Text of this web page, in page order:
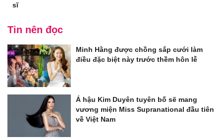
sĩ
Tin nên đọc
Minh Hằng được chồng sắp cưới làm
điều đặc biệt này trước thềm hôn lễ
Á hậu Kim Duyên tuyên bố sẽ mang
vương miện Miss Supranational đầu tiên
về Việt Nam